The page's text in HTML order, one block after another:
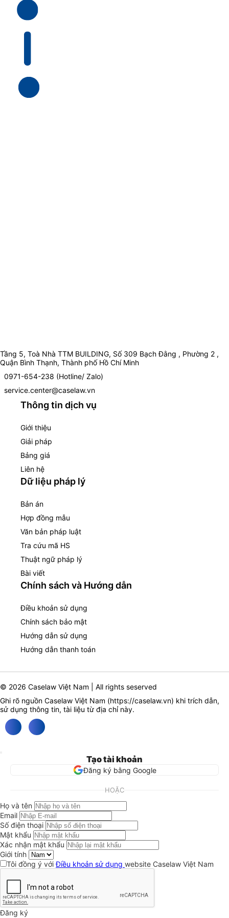
Tầng 5, Toà Nhà TTM BUILDING, Số 309 Bạch Đằng , Phường 2 ,
Quận Bình Thạnh, Thành phố Hồ Chí Minh
0971-654-238 (Hotline/ Zalo)
service.center@caselaw.vn
Thông tin dịch vụ
Giới thiệu
Giải pháp
Bảng giá
Liên hệ
Dữ liệu pháp lý
Bản án
Hợp đồng mẫu
Văn bản pháp luật
Tra cứu mã HS
Thuật ngữ pháp lý
Bài viết
Chính sách và Hướng dẫn
Điều khoản sử dụng
Chính sách bảo mật
Hướng dẫn sử dụng
Hướng dẫn thanh toán
© 2026 Caselaw Việt Nam | All rights seserved
Ghi rõ nguồn Caselaw Việt Nam (https://caselaw.vn) khi trích dẫn,
sử dụng thông tin, tài liệu từ địa chỉ này.
Tạo tài khoản
Đăng ký bằng Google
HOẶC
Họ và tên
Email
Số điện thoại
Mật khẩu
Xác nhận mật khẩu
Giới tính
Tôi đồng ý vớiĐiều khoản sử dụng website Caselaw Việt Nam
Đăng ký